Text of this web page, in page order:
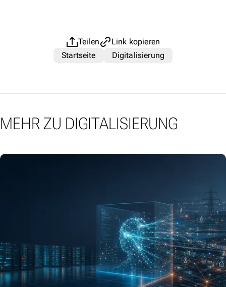
Teilen
Link kopieren
Startseite
Digitalisierung
MEHR ZU DIGITALISIERUNG